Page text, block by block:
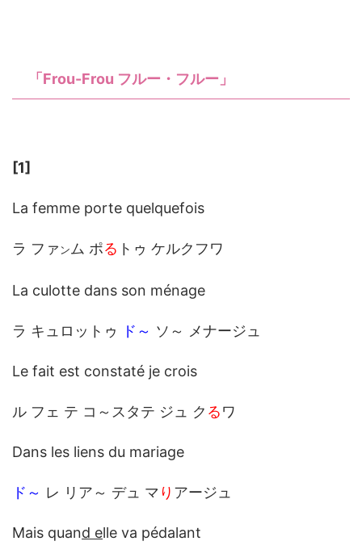
「Frou-Frou フルー・フルー」
[1]
La femme porte quelquefois
ラ ファ ンム ポる トゥ ケルクフワ
La culotte dans son ménage
ラ キュロットゥ ド～ ソ～ メナージュ
Le fait est constaté je crois
ル フェ テ コ～スタテ ジュ ク るワ
Dans les liens du mariage
ド～ レ リア～ デュ マ り アージュ
Mais quand elle va pédalant